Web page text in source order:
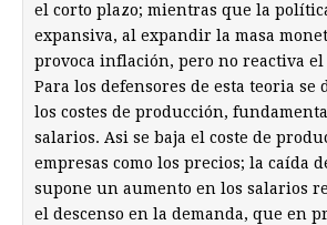
el corto plazo; mientras que la
expansiva, al expandir la masa
provoca inflación, pero no reactiva
Para los defensores de esta teoria se
los costes de producción,
salarios. Asi se baja el coste de
empresas como los precios; la caída
supone un aumento en los salarios
el descenso en la demanda, que en